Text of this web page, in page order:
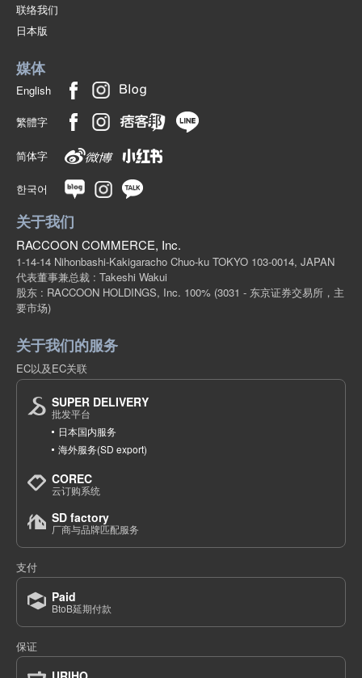
联络我们
日本版
媒体
English
繁體字
简体字
한국어
关于我们
RACCOON COMMERCE, Inc.
1-14-14 Nihonbashi-Kakigaracho Chuo-ku TOKYO 103-0014, JAPAN
代表董事兼总裁 : Takeshi Wakui
股东 : RACCOON HOLDINGS, Inc. 100% (3031 - 东京证券交易所，主
要市场)
关于我们的服务
EC以及EC关联
SUPER DELIVERY
批发平台
日本国内服务
海外服务(SD export)
COREC
云订购系统
SD factory
厂商与品牌匹配服务
支付
Paid
BtoB延期付款
保证